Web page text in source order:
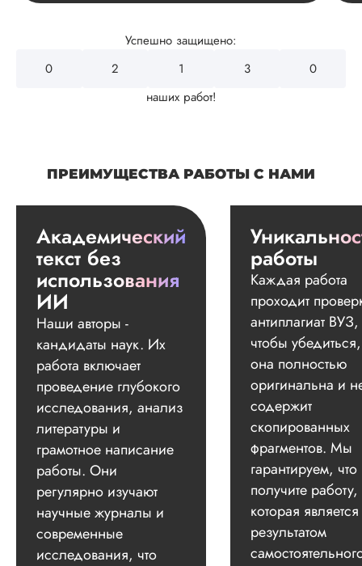
Успешно защищено:
2
3
4
2
0
наших работ!
ПРЕИМУЩЕСТВА РАБОТЫ С НАМИ
Академический
текст без
использования
ИИ
Наши авторы -
кандидаты наук. Их
работа включает
проведение глубокого
исследования, анализ
литературы и
грамотное написание
работы. Они
регулярно изучают
научные журналы и
современные
исследования, что
работы
Каждая работа
проходит
антиплагиат ВУЗ,
чтобы
она полностью
оригинальна и
содержит
скопированных
фрагментов. Мы
гарантируем,
получите работу,
которая является
результатом